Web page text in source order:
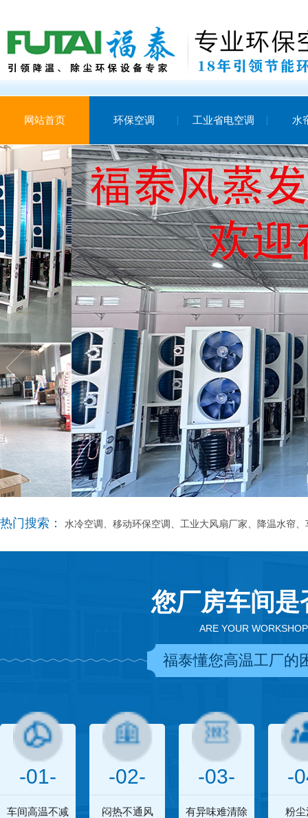
网站首页 环保空调 工业省电空调 水
热门搜索： 水冷空调、移动环保空调、工业大风扇厂家、降温水帘
您厂房车间
ARE YOUR
福泰懂您高温工厂的
-01-
车间高温不减
-02-
闷热不通风
-03-
有异味难清除
-
粉尘